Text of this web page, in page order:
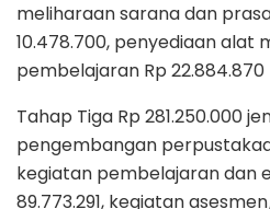
meliharaan sarana dan
10.478.700, penyediaan alat
pembelajaran Rp 22.884.870
Tahap Tiga Rp 281.250.000
pengembangan
kegiatan pembelajaran dan
89.773.291, kegiatan